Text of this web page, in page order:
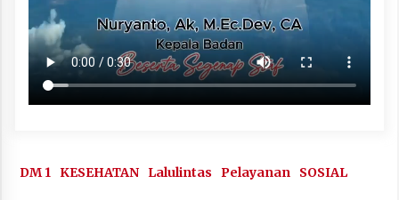
DM 1 KESEHATAN Lalulintas Pelayanan SOSIAL